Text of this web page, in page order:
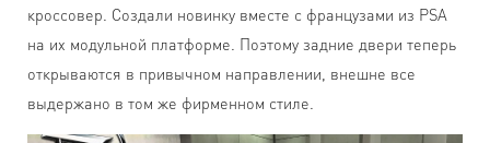
кроссовер. Создали новинку вместе с французами из PSA
на их модульной платформе. Поэтому задние двери теперь
открываются в привычном направлении, внешне все
выдержано в том же фирменном стиле.